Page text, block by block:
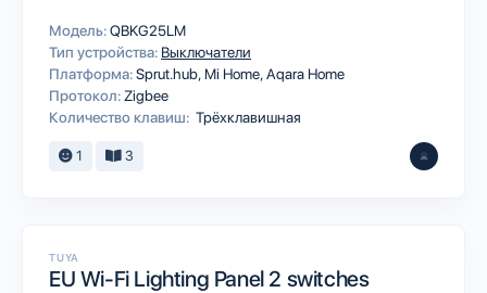
Модель:QBKG25LM
Тип устройства: Выключатели
Платформа:Sprut.hub Mi HomeAqara Home
Протокол: Zigbee
Количество клавиш: Трёхклавишная
1 3
TUYA
EU Wi-Fi Lighting Panel 2 switches